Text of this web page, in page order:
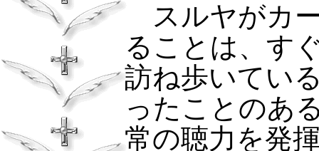
スルヤがカ
ることは、す
訪ね歩いてい
ったことのあ
常の聴力を発